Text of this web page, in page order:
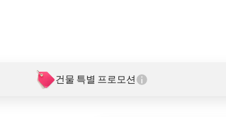
건물 특별 프로모션